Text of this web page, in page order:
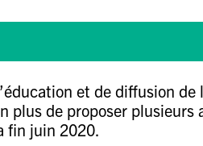
et de diffusion de
plus de proposer
fin juin 2020.